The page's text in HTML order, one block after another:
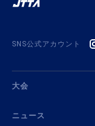
SNS公式アカウント
大会
ニュース